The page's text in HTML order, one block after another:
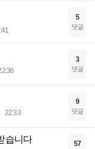
5
댓글
3
댓글
22:33
9
댓글
습니다 57